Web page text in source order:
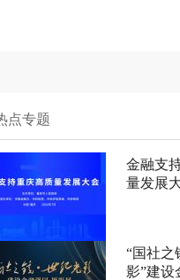
点专题
金融支
量发展
“国社之
影”建设